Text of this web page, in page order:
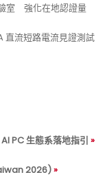
室 強化在地認證量
直流短路電流見證測試
PC 生態系落地指引
2026)